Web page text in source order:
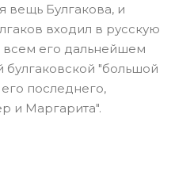
вещь Булгакова, и
входил в русскую
всем его дальнейшем
булгаковской "большой
последнего,
и Маргарита".